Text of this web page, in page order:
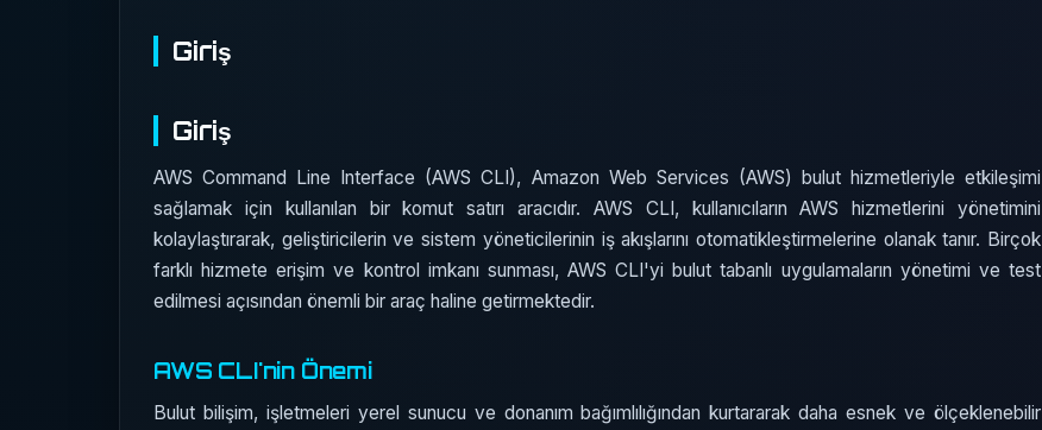
Giriş
Giriş
AWS Command Line Interface (AWS CLI), Amazon Web Services (AWS) bulut hizmetleriyle etkileşimi
sağlamak için kullanılan bir komut satırı aracıdır. AWS CLI, kullanıcıların AWS hizmetlerini yönetimini
kolaylaştırarak, geliştiricilerin ve sistem yöneticilerinin iş akışlarını otomatikleştirmelerine olanak tanır. Birçok
farklı hizmete erişim ve kontrol imkanı sunması, AWS CLI'yi bulut tabanlı uygulamaların yönetimi ve test
edilmesi açısından önemli bir araç haline getirmektedir.
AWS CLI'nin Önemi
Bulut bilişim, işletmeleri yerel sunucu ve donanım bağımlılığından kurtararak daha esnek ve ölçeklenebilir